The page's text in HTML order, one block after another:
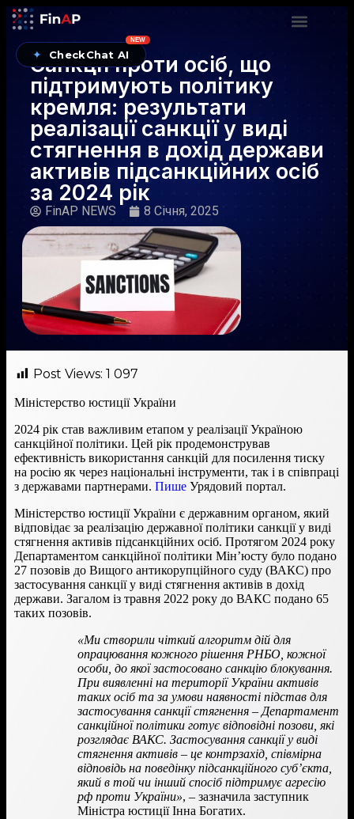
✦ CheckChat AI
NEW
Санкції проти осіб, що
підтримують політику
кремля: результати
реалізації санкції у виді
стягнення в дохід держави
активів підсанкційних осіб
за 2024 рік
FinAP NEWS 8 Січня, 2025
Post Views: 1 097
Міністерство юстиції України
2024 рік став важливим етапом у реалізації Україною
санкційної політики. Цей рік продемонстрував
ефективність використання санкцій для посилення тиску
на росію як через національні інструменти, так і в співпраці
з державами партнерами. Пише Урядовий портал.
Міністерство юстиції України є державним органом, який
відповідає за реалізацію державної політики санкції у виді
стягнення активів підсанкційних осіб. Протягом 2024 року
Департаментом санкційної політики Мін’юсту було подано
27 позовів до Вищого антикорупційного суду (ВАКС) про
застосування санкції у виді стягнення активів в дохід
держави. Загалом із травня 2022 року до ВАКС подано 65
таких позовів.
«Ми створили чіткий алгоритм дій для
опрацювання кожного рішення РНБО, кожної
особи, до якої застосовано санкцію блокування.
При виявленні на території України активів
таких осіб та за умови наявності підстав для
застосування санкції стягнення – Департамент
санкційної політики готує відповідні позови, які
розглядає ВАКС. Застосування санкції у виді
стягнення активів – це контрзахід, співмірна
відповідь на поведінку підсанкційного суб’єкта,
який в той чи інший спосіб підтримує агресію
рф проти України», – зазначила заступник
Міністра юстиції Інна Богатих.